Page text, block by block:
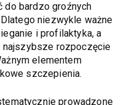
do bardzo groźnych
niezwykle ważne
i profilaktyka, a
najszybsze rozpoczęcie
elementem
szczepienia.
prowadzone